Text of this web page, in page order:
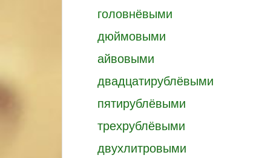
головнёвыми
дюймовыми
айвовыми
двадцатирублёвыми
пятирублёвыми
трехрублёвыми
двухлитровыми